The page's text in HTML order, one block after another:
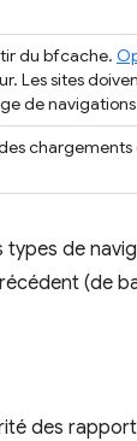
du bfcache.
Les sites
de
de
(de
des